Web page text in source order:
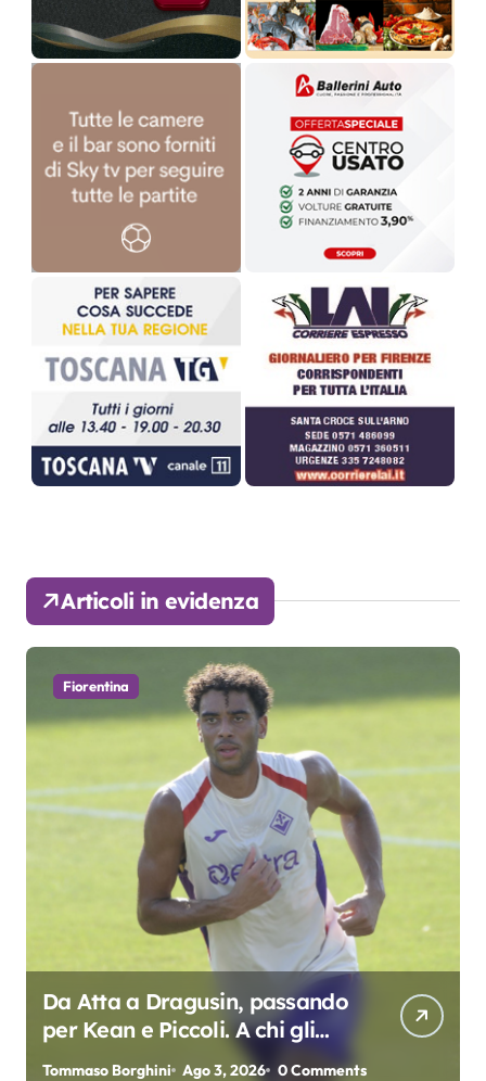
Articoli in evidenza
Fiorentina
Da Atta a Dragusin, passando
per Kean e Piccoli. A chi gli
oscar del precampionato?
Tommaso Borghini Ago 3, 2026 0 Comments